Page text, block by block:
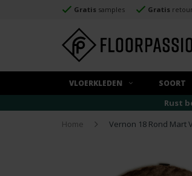
Gratis samples Gratis
VLOERKLEDEN SOORT
Rust
Home
Vernon 18 Rond Mart